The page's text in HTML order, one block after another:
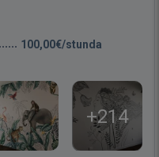
100,00€/stunda
+214